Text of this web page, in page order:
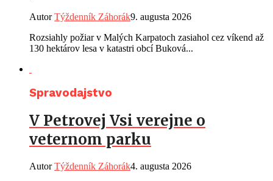
AutorTýždenník Záhorák9. augusta 2026
Rozsiahly požiar v Malých Karpatoch zasiahol cez víkend až
130 hektárov lesa v katastri obcí Buková...
Spravodajstvo
V Petrovej Vsi verejne o
veternom parku
AutorTýždenník Záhorák4. augusta 2026